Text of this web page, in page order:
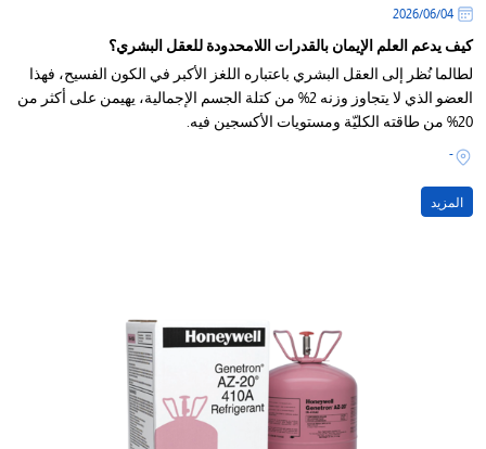
04‏/06‏/2026
كيف يدعم العلم الإيمان بالقدرات اللامحدودة للعقل البشري؟
لطالما نُظر إلى العقل البشري باعتباره اللغز الأكبر في الكون الفسيح، فهذا
العضو الذي لا يتجاوز وزنه 2% من كتلة الجسم الإجمالية، يهيمن على أكثر من
20% من طاقته الكليّة ومستويات الأكسجين فيه.
-
المزيد